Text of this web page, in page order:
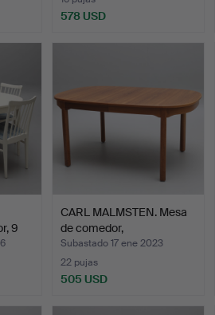
578 USD
9
CARL MALMSTEN. Mesa
de comedor,
"Ambassado…
Subastado 17 ene 2023
22 pujas
505 USD